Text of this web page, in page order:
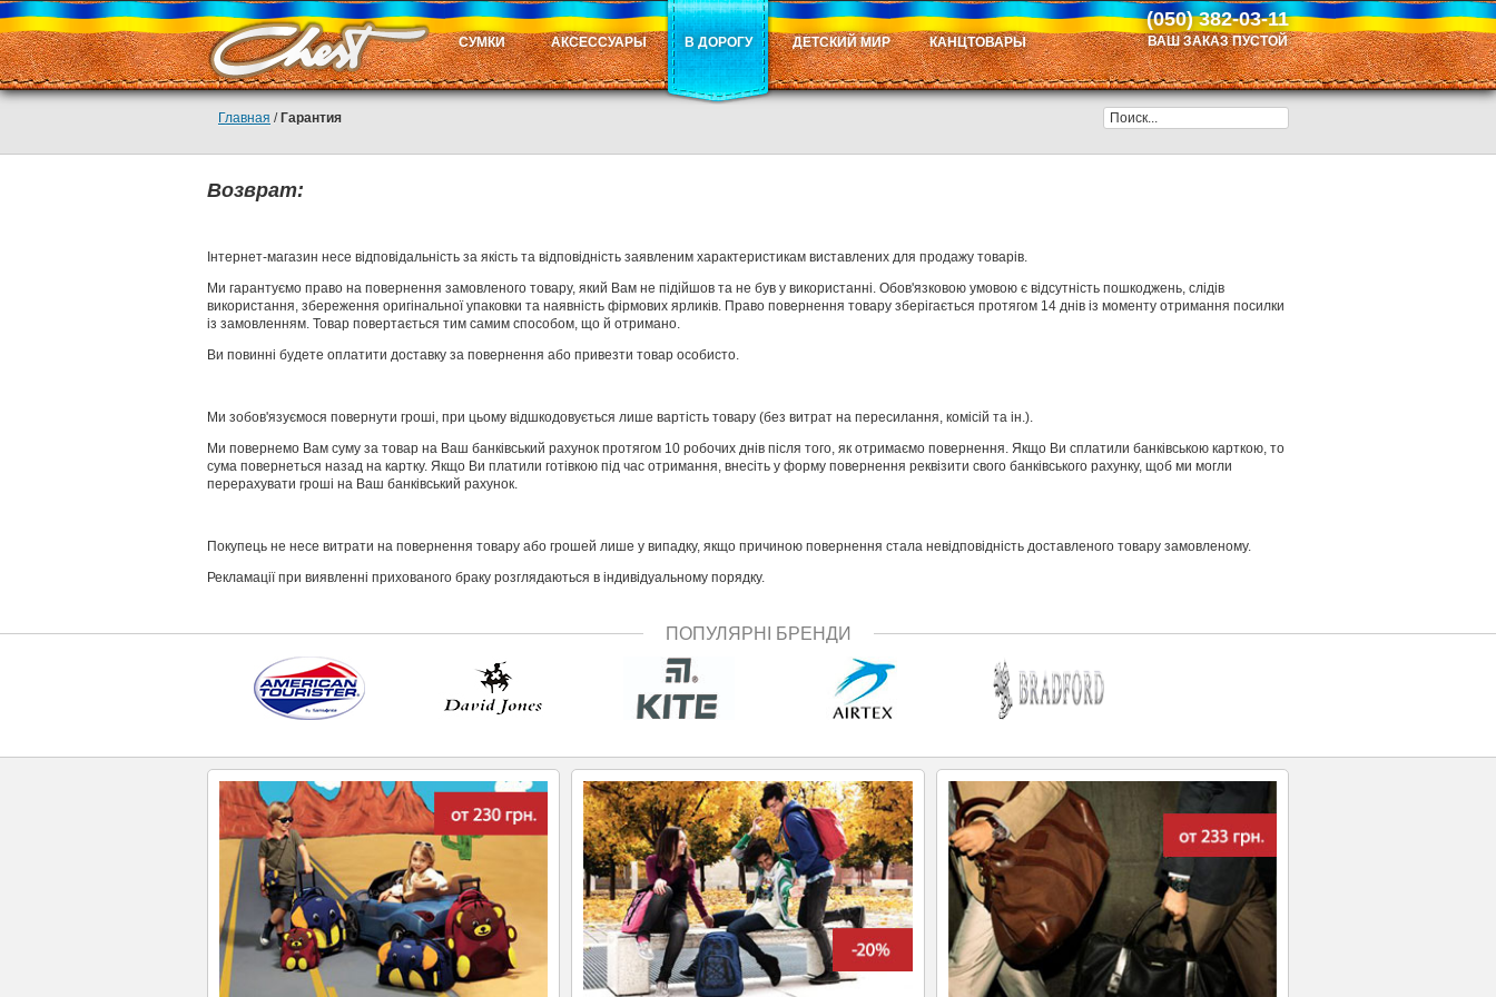
(050) 382-03-11
ВАШ ЗАКАЗ ПУСТОЙ
СУМКИ АКСЕССУАРЫ В ДОРОГУ ДЕТСКИЙ МИР КАНЦТОВАРЫ
Главная / Гарантия
Возврат:
Інтернет-магазин несе відповідальність за якість та відповідність заявленим характеристикам виставлених для продажу товарів.
Ми гарантуємо право на повернення замовленого товару, який Вам не підійшов та не був у використанні. Обов'язковою умовою є відсутність пошкоджень, слідів
використання, збереження оригінальної упаковки та наявність фірмових ярликів. Право повернення товару зберігається протягом 14 днів із моменту отримання посилки
із замовленням. Товар повертається тим самим способом, що й отримано.
Ви повинні будете оплатити доставку за повернення або привезти товар особисто.
Ми зобов'язуємося повернути гроші, при цьому відшкодовується лише вартість товару (без витрат на пересилання, комісій та ін.).
Ми повернемо Вам суму за товар на Ваш банківський рахунок протягом 10 робочих днів після того, як отримаємо повернення. Якщо Ви сплатили банківською карткою, то
сума повернеться назад на картку. Якщо Ви платили готівкою під час отримання, внесіть у форму повернення реквізити свого банківського рахунку, щоб ми могли
перерахувати гроші на Ваш банківський рахунок.
Покупець не несе витрати на повернення товару або грошей лише у випадку, якщо причиною повернення стала невідповідність доставленого товару замовленому.
Рекламації при виявленні прихованого браку розглядаються в індивідуальному порядку.
ПОПУЛЯРНІ БРЕНДИ